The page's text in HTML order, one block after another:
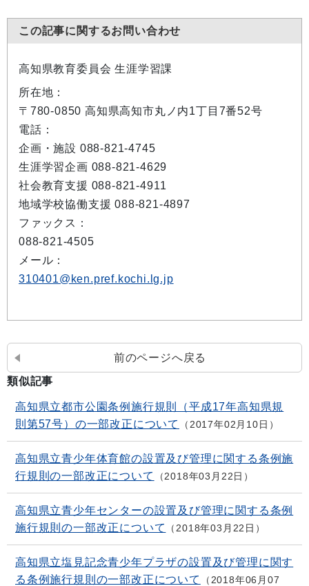
この記事に関するお問い合わせ
高知県教育委員会 生涯学習課
所在地：
〒780-0850 高知県高知市丸ノ内1丁目7番52号
電話：
企画・施設 088-821-4745
生涯学習企画 088-821-4629
社会教育支援 088-821-4911
地域学校協働支援 088-821-4897
ファックス：
088-821-4505
メール：
310401@ken.pref.kochi.lg.jp
前のページへ戻る
類似記事
高知県立都市公園条例施行規則（平成17年高知県規
則第57号）の一部改正について
2017年02月10日
高知県立青少年体育館の設置及び管理に関する条例施
行規則の一部改正について
2018年03月22日
高知県立青少年センターの設置及び管理に関する条例
施行規則の一部改正について
2018年03月22日
高知県立塩見記念青少年プラザの設置及び管理に関す
る条例施行規則の一部改正について
2018年06月07